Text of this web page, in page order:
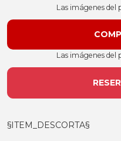
Las imágenes del
Las imágenes del
§ITEM_DESCORTA§